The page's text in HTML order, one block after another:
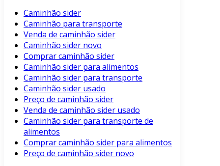
Caminhão sider
Caminhão para transporte
Venda de caminhão sider
Caminhão sider novo
Comprar caminhão sider
Caminhão sider para alimentos
Caminhão sider para transporte
Caminhão sider usado
Preço de caminhão sider
Venda de caminhão sider usado
Caminhão sider para transporte de
alimentos
Comprar caminhão sider para alimentos
Preço de caminhão sider novo